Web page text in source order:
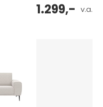
v.a.
1.299,-